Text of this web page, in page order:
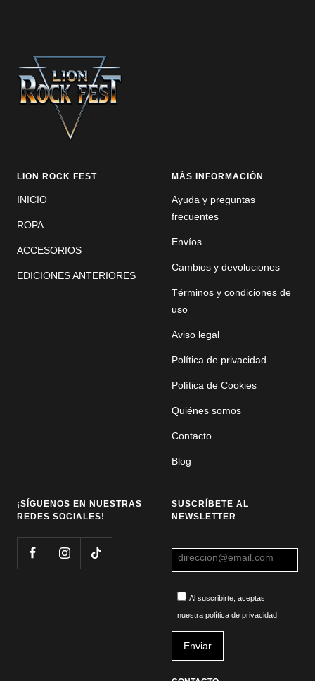
LION ROCK FEST
INICIO
ROPA
ACCESORIOS
EDICIONES ANTERIORES
MÁS INFORMACIÓN
Ayuda y preguntas
frecuentes
Envíos
Cambios y devoluciones
Términos y condiciones de
uso
Aviso legal
Política de privacidad
Política de Cookies
Quiénes somos
Contacto
Blog
¡SÍGUENOS EN NUESTRAS
REDES SOCIALES!
SUSCRÍBETE AL
NEWSLETTER
Al suscribirte, aceptas
nuestra política de privacidad